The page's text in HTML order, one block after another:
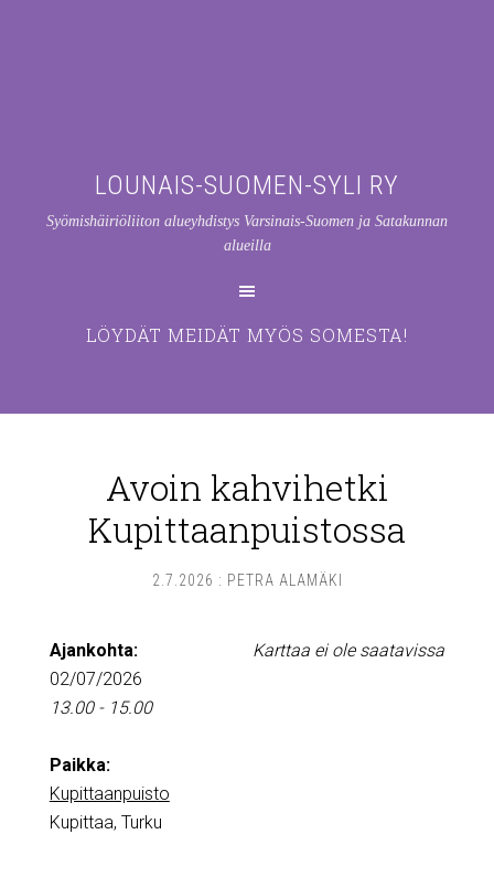
LOUNAIS-SUOMEN-SYLI RY
Syömishäiriöliiton alueyhdistys Varsinais-Suomen ja Satakunnan
alueilla
LÖYDÄT MEIDÄT MYÖS SOMESTA!
Avoin kahvihetki
Kupittaanpuistossa
2.7.2026 : PETRA ALAMÄKI
Karttaa ei ole saatavissa
Ajankohta:
02/07/2026
13.00 - 15.00
Paikka:
Kupittaanpuisto
Kupittaa, Turku